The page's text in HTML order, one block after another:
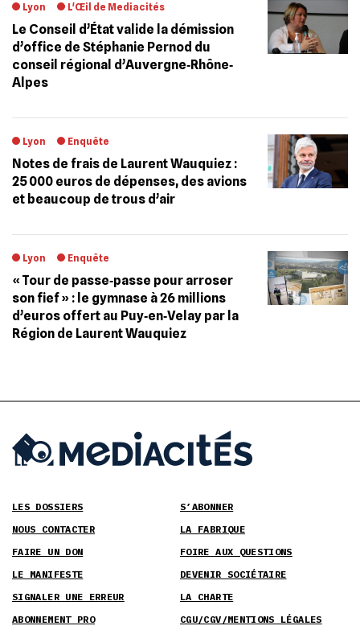
Lyon L'Œil de Mediacités
Le Conseil d’État valide la démission
d’office de Stéphanie Pernod du
conseil régional d’Auvergne‐Rhône‐
Alpes
Lyon Enquête
Notes de frais de Laurent Wauquiez :
25 000 euros de dépenses, des avions
et beaucoup de trous d’air
Lyon Enquête
« Tour de passe‐passe pour arroser
son fief » : le gymnase à 26 millions
d’euros offert au Puy‐en‐Velay par la
Région de Laurent Wauquiez
LES DOSSIERS
S’ABONNER
NOUS CONTACTER
LA FABRIQUE
FAIRE UN DON
FOIRE AUX QUESTIONS
LE MANIFESTE
DEVENIR SOCIÉTAIRE
SIGNALER UNE ERREUR
LA CHARTE
ABONNEMENT PRO
CGU/CGV/MENTIONS LÉGALES